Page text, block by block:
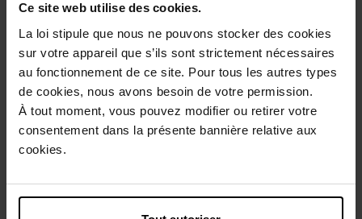
Ce site web utilise des cookies.
La loi stipule que nous ne pouvons stocker des cookies
sur votre appareil que s’ils sont strictement nécessaires
au fonctionnement de ce site. Pour tous les autres types
de cookies, nous avons besoin de votre permission.
À tout moment, vous pouvez modifier ou retirer votre
consentement dans la présente bannière relative aux
cookies.
Beschrijving
Gebruiksadvies